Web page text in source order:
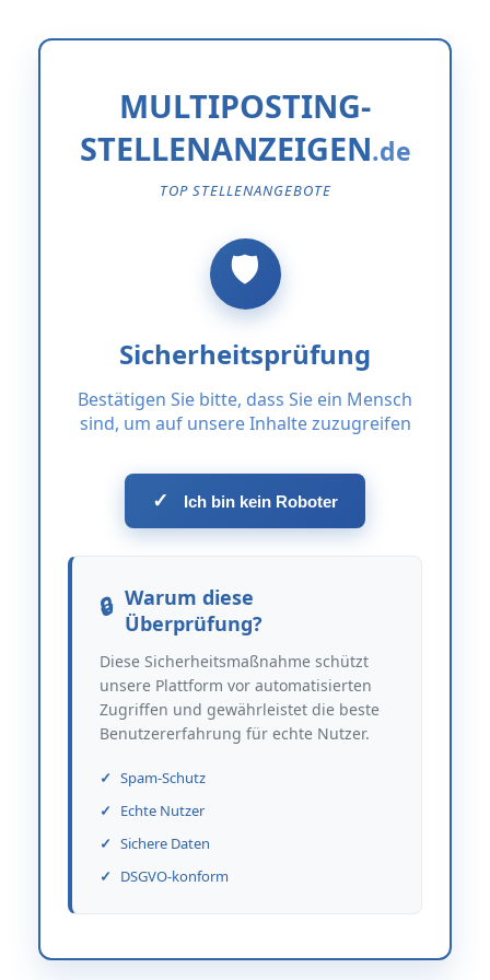
MULTIPOSTING-
STELLENANZEIGEN
TOP STELLENANGEBOTE
Sicherheitsprüfung
Bestätigen Sie bitte, dass Sie ein Mensch
sind, um auf unsere Inhalte zuzugreifen
✓ Ich bin kein Roboter
Warum diese
Überprüfung?
Diese Sicherheitsmaßnahme schützt
unsere Plattform vor automatisierten
Zugriffen und gewährleistet die beste
Benutzererfahrung für echte Nutzer.
Spam-Schutz
Echte Nutzer
Sichere Daten
DSGVO-konform